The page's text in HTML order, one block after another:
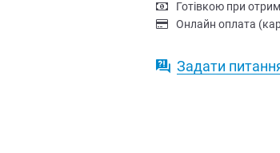
Готівкою при
Онлайн оплата
Задати